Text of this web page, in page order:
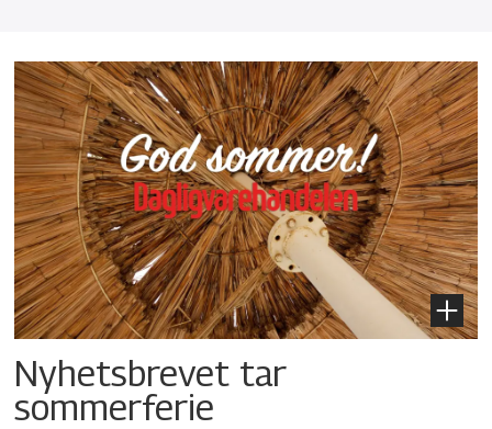
Nyhetsbrevet tar
sommerferie